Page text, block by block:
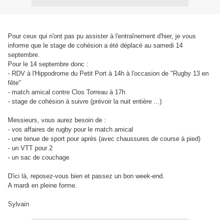
Pour ceux qui n'ont pas pu assister à l'entraînement d'hier, je vous
informe que le stage de cohésion a été déplacé au samedi 14
septembre.
Pour le 14 septembre donc :
- RDV à l'Hippodrome du Petit Port à 14h à l'occasion de "Rugby 13 en
fête"
- match amical contre Clos Torreau à 17h
- stage de cohésion à suivre (prévoir la nuit entière ...)
Messieurs, vous aurez besoin de :
- vos affaires de rugby pour le match amical
- une tenue de sport pour après (avec chaussures de course à pied)
- un VTT pour 2
- un sac de couchage
D'ici là, reposez-vous bien et passez un bon week-end.
A mardi en pleine forme.
Sylvain